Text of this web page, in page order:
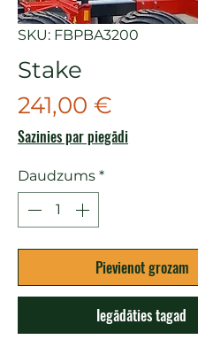
SKU: FBPBA3200
Stake
241,00 €
Sazinies par piegādi
Daudzums *
Pievienot grozam
Iegādāties tagad